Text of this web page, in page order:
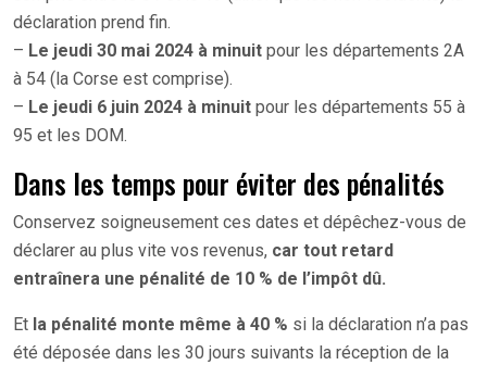
déclaration prend fin.
– Le jeudi 30 mai 2024 à minuit pour les départements 2A
à 54 (la Corse est comprise).
– Le jeudi 6 juin 2024 à minuit pour les départements 55 à
95 et les DOM.
Dans les temps pour éviter des pénalités
Conservez soigneusement ces dates et dépêchez-vous de
déclarer au plus vite vos revenus, car tout retard
entraînera une pénalité de 10 % de l’impôt dû.
Et la pénalité monte même à 40 % si la déclaration n’a pas
été déposée dans les 30 jours suivants la réception de la